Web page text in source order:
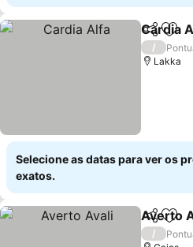
Partilhar
Cardia
/
Lakka
Selecione as datas para ver os
exatos.
Partilhar
Averto
/